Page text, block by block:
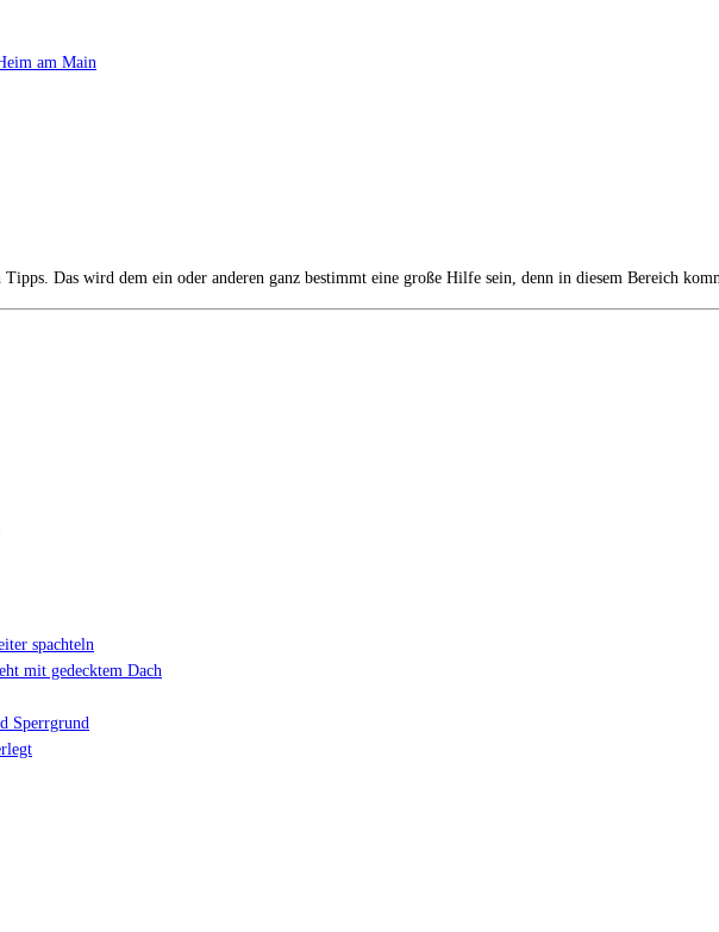
am Main
Das wird dem ein oder anderen ganz bestimmt eine große Hilfe sein, denn in diesem Bereich
spachteln
mit gedecktem Dach
Sperrgrund